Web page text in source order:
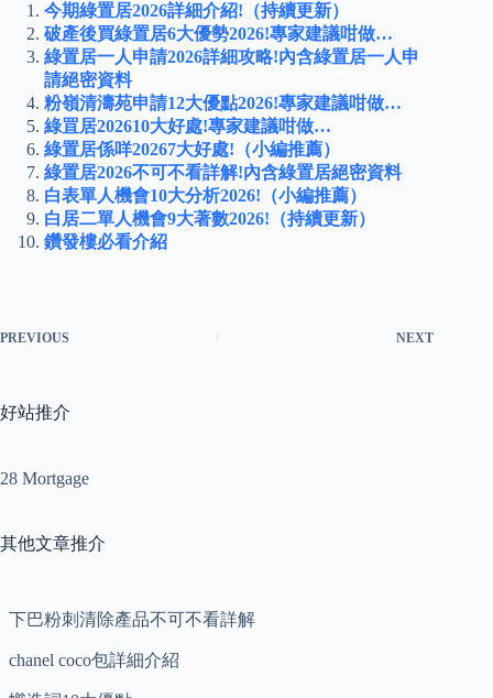
今期綠置居2026詳細介紹!（持續更新）
破產後買綠置居6大優勢2026!專家建議咁做…
綠置居一人申請2026詳細攻略!內含綠置居一人申
請絕密資料
粉嶺清濤苑申請12大優點2026!專家建議咁做…
綠罝居202610大好處!專家建議咁做…
綠置居係咩20267大好處!（小編推薦）
綠置居2026不可不看詳解!內含綠置居絕密資料
白表單人機會10大分析2026!（小編推薦）
白居二單人機會9大著數2026!（持續更新）
鑽發樓必看介紹
PREVIOUS NEXT
好站推介
28 Mortgage
其他文章推介
下巴粉刺清除產品不可不看詳解
chanel coco包詳細介紹